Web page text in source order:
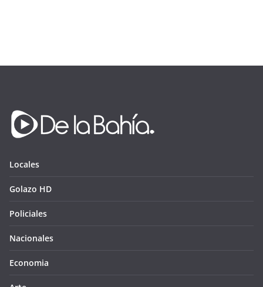
Locales
Golazo HD
Policiales
Nacionales
Economia